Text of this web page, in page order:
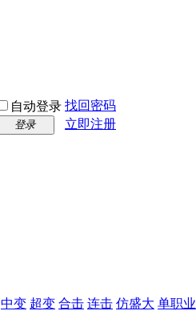
自动登录 找回密码
登录
立即注册
中变 超变 合击 连击 仿盛大 单职业